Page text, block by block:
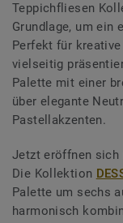
Teppichfliesen
Grundlage, um ein
Perfekt für
vielseitig
Palette mit einer
über elegante
Pastellakzenten.
Jetzt eröffnen sich
Die Kollektion
Palette um sechs
harmonisch